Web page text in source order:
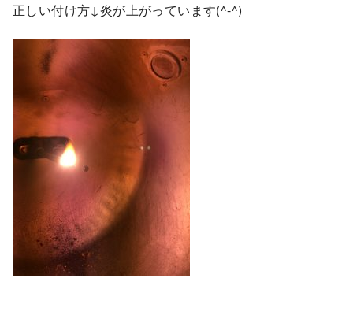
正しい付け方↓炎が上がっています(^-^)